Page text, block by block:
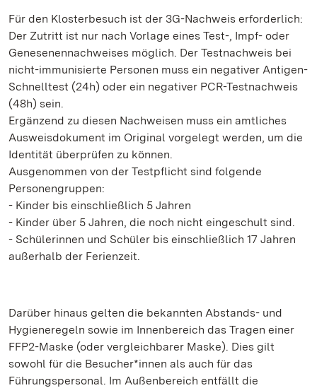
Für den Klosterbesuch ist der 3G-Nachweis erforderlich:
Der Zutritt ist nur nach Vorlage eines Test-, Impf- oder
Genesenennachweises möglich. Der Testnachweis bei
nicht-immunisierte Personen muss ein negativer Antigen-
Schnelltest (24h) oder ein negativer PCR-Testnachweis
(48h) sein.
Ergänzend zu diesen Nachweisen muss ein amtliches
Ausweisdokument im Original vorgelegt werden, um die
Identität überprüfen zu können.
Ausgenommen von der Testpflicht sind folgende
Personengruppen:
- Kinder bis einschließlich 5 Jahren
- Kinder über 5 Jahren, die noch nicht eingeschult sind.
- Schülerinnen und Schüler bis einschließlich 17 Jahren
außerhalb der Ferienzeit.
Darüber hinaus gelten die bekannten Abstands- und
Hygieneregeln sowie im Innenbereich das Tragen einer
FFP2-Maske (oder vergleichbarer Maske). Dies gilt
sowohl für die Besucher*innen als auch für das
Führungspersonal. Im Außenbereich entfällt die